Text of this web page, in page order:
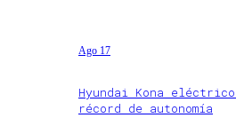
Ago 17
Hyundai Kona
récord de autonomía